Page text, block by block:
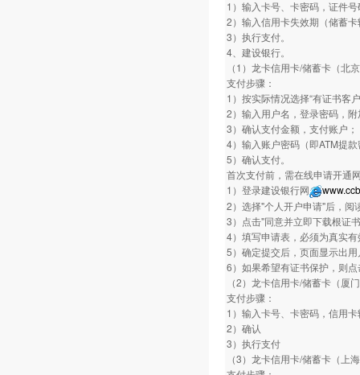
1）输入卡号、卡密码，证件
2）输入信用卡失效期（储蓄
3）执行支付。
4、建设银行。
（1）龙卡信用卡/储蓄卡（北
支付步骤：
1）按实际情况选择“有证书客
2）输入用户名，登录密码，
3）确认支付金额，支付账户；
4）输入账户密码（即ATM提
5）确认支付。
首次支付前，需在线申请开通
1）登录建设银行网
2）选择"个人开户申请"后，阅
3）点击"同意并立即下载根证
4）填写申请表，必须为真实
5）确定提交后，页面显示出
6）如果希望有证书保护，则
（2）龙卡信用卡/储蓄卡（厦
支付步骤：
1）输入卡号、卡密码，信用
2）确认
3）执行支付
（3）龙卡信用卡/储蓄卡（上